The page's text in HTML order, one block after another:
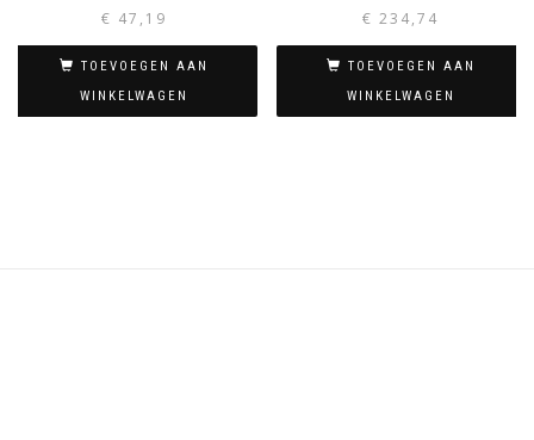
€ 47,19
TOEVOEGEN AAN
WINKELWAGEN
€ 234,74
TOEVOEGEN AAN
WINKELWAGEN